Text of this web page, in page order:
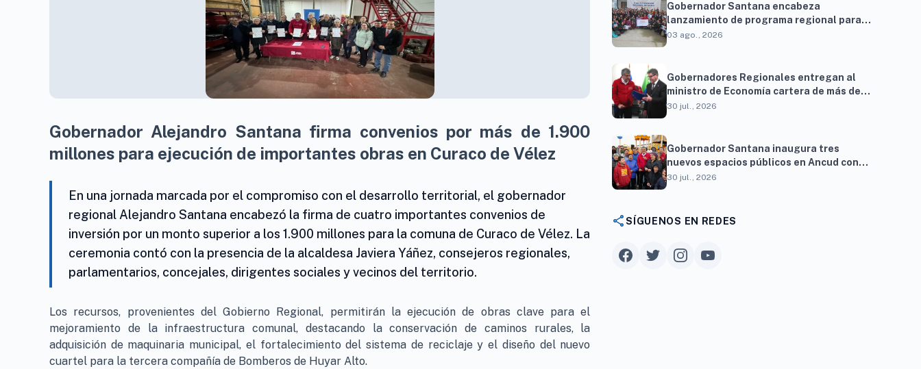
Gobernador Alejandro Santana firma convenios por más de 1.900
millones para ejecución de importantes obras en Curaco de Vélez
En una jornada marcada por el compromiso con el desarrollo territorial, el gobernador
regional Alejandro Santana encabezó la firma de cuatro importantes convenios de
inversión por un monto superior a los 1.900 millones para la comuna de Curaco de Vélez. La
ceremonia contó con la presencia de la alcaldesa Javiera Yáñez, consejeros regionales,
parlamentarios, concejales, dirigentes sociales y vecinos del territorio.
Los recursos, provenientes del Gobierno Regional, permitirán la ejecución de obras clave para el
mejoramiento de la infraestructura comunal, destacando la conservación de caminos rurales, la
adquisición de maquinaria municipal, el fortalecimiento del sistema de reciclaje y el diseño del nuevo
cuartel para la tercera compañía de Bomberos de Huyar Alto.
Gobernador Santana encabeza
lanzamiento de programa regional para
familias vinculadas al autismo
03 ago., 2026
Gobernadores Regionales entregan al
ministro de Economía cartera de más de
900 proyectos que proyectan generar
30 jul., 2026
Gobernador Santana inaugura tres
nuevos espacios públicos en Ancud con
una inversión superior a $294 millones
30 jul., 2026
shareSÍGUENOS EN REDES